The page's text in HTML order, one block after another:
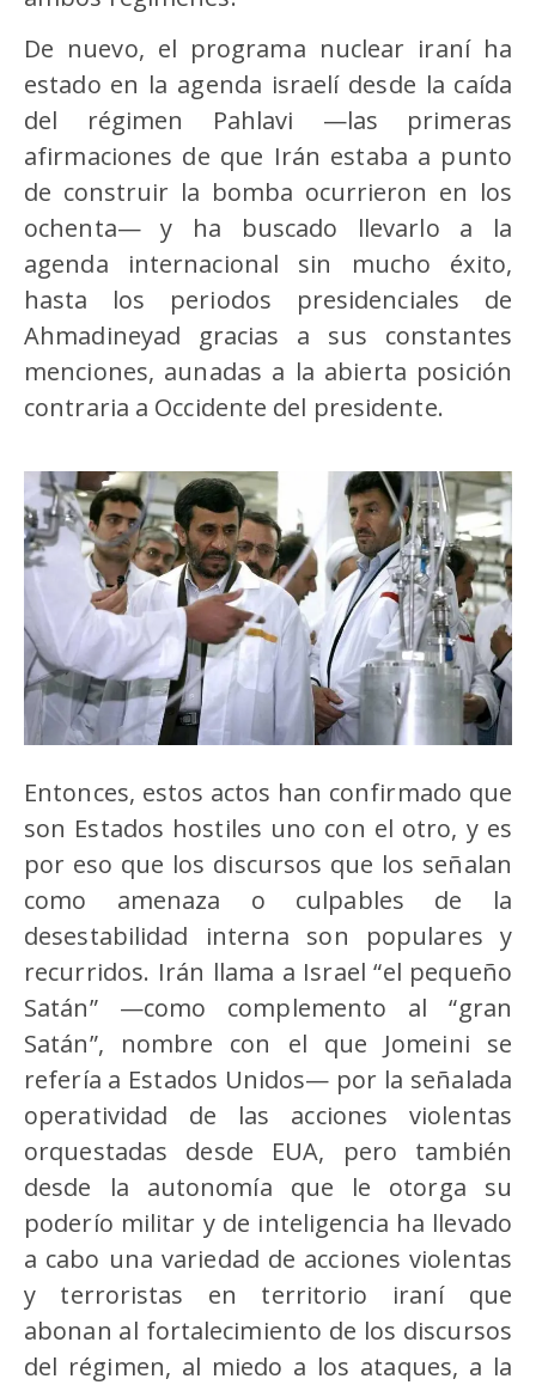
De nuevo, el programa nuclear iraní ha
estado en la agenda israelí desde la caída
del régimen Pahlavi —las primeras
afirmaciones de que Irán estaba a punto
de construir la bomba ocurrieron en los
ochenta— y ha buscado llevarlo a la
agenda internacional sin mucho éxito,
hasta los periodos presidenciales de
Ahmadineyad gracias a sus constantes
menciones, aunadas a la abierta posición
contraria a Occidente del presidente.
Entonces, estos actos han confirmado que
son Estados hostiles uno con el otro, y es
por eso que los discursos que los señalan
como amenaza o culpables de la
desestabilidad interna son populares y
recurridos. Irán llama a Israel “el pequeño
Satán” —como complemento al “gran
Satán”, nombre con el que Jomeini se
refería a Estados Unidos— por la señalada
operatividad de las acciones violentas
orquestadas desde EUA, pero también
desde la autonomía que le otorga su
poderío militar y de inteligencia ha llevado
a cabo una variedad de acciones violentas
y terroristas en territorio iraní que
abonan al fortalecimiento de los discursos
del régimen, al miedo a los ataques, a la